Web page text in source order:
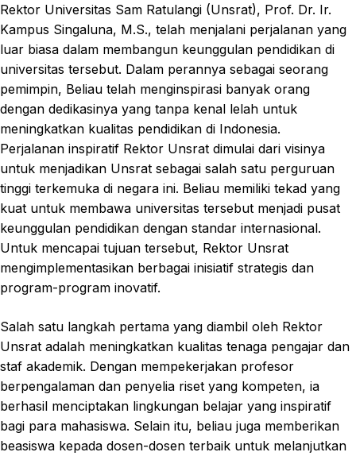
Rektor Universitas Sam Ratulangi (Unsrat), Prof. Dr. Ir.
Kampus Singaluna, M.S., telah menjalani perjalanan yang
luar biasa dalam membangun keunggulan pendidikan di
universitas tersebut. Dalam perannya sebagai seorang
pemimpin, Beliau telah menginspirasi banyak orang
dengan dedikasinya yang tanpa kenal lelah untuk
meningkatkan kualitas pendidikan di Indonesia.
Perjalanan inspiratif Rektor Unsrat dimulai dari visinya
untuk menjadikan Unsrat sebagai salah satu perguruan
tinggi terkemuka di negara ini. Beliau memiliki tekad yang
kuat untuk membawa universitas tersebut menjadi pusat
keunggulan pendidikan dengan standar internasional.
Untuk mencapai tujuan tersebut, Rektor Unsrat
mengimplementasikan berbagai inisiatif strategis dan
program-program inovatif.
Salah satu langkah pertama yang diambil oleh Rektor
Unsrat adalah meningkatkan kualitas tenaga pengajar dan
staf akademik. Dengan mempekerjakan profesor
berpengalaman dan penyelia riset yang kompeten, ia
berhasil menciptakan lingkungan belajar yang inspiratif
bagi para mahasiswa. Selain itu, beliau juga memberikan
beasiswa kepada dosen-dosen terbaik untuk melanjutkan